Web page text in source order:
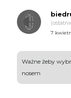
7
Ważne żeby
nosem